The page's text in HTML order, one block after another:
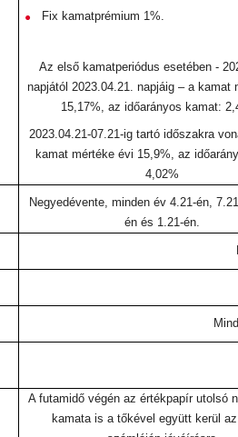
Fix kamatprémium 1%.
Az első kamatperiódus esetében -
napjától 2023.04.21. napjáig – a kamat
15,17%, az időarányos kamat:
2023.04.21-07.21-ig tartó időszakra
kamat mértéke évi 15,9%, az
4,02%
Negyedévente, minden év 4.21-én,
én és 1.21-én.
A futamidő végén az értékpapír utolsó
kamata is a tőkével együtt kerül az